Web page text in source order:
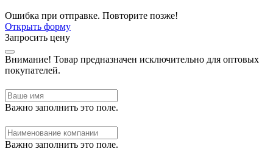
Ошибка при отправке. Повторите позже!
Открыть форму
Запросить цену
Внимание! Товар предназначен исключительно для оптовых
покупателей.
Важно заполнить это поле.
Важно заполнить это поле.